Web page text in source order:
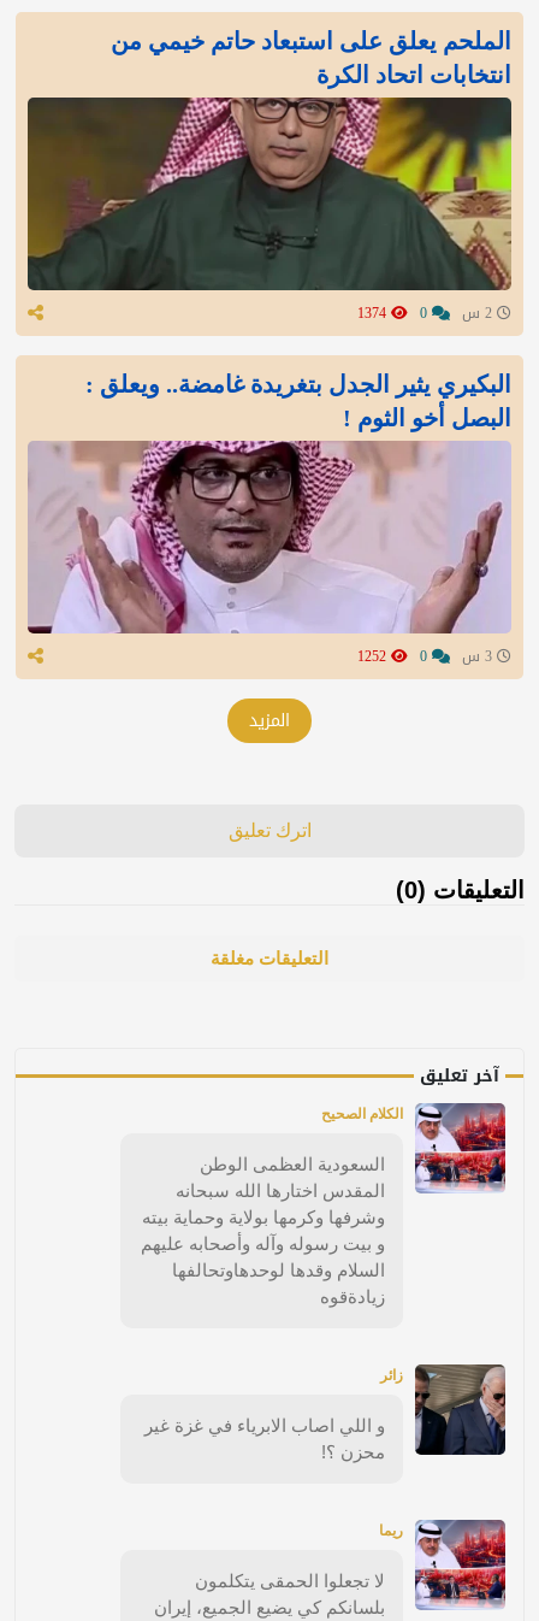
الملحم يعلق على استبعاد حاتم خيمي من
انتخابات اتحاد الكرة
البكيري يثير الجدل بتغريدة غامضة.. ويعلق :
البصل أخو الثوم !
المزيد
اترك تعليق
التعليقات (0)
التعليقات مغلقة
آخر تعليق
الكلام الصحيح
السعودية العظمى الوطن
المقدس اختارها الله سبحانه
وشرفها وكرمها بولاية وحماية بيته
و بيت رسوله وآله وأصحابه عليهم
السلام وقدها لوحدهاوتحالفها
زيادةقوه
زائر
و اللي اصاب الابرياء في غزة غير
محزن ؟!
ريما
لا تجعلوا الحمقى يتكلمون
بلسانكم كي يضيع الجميع، إيران